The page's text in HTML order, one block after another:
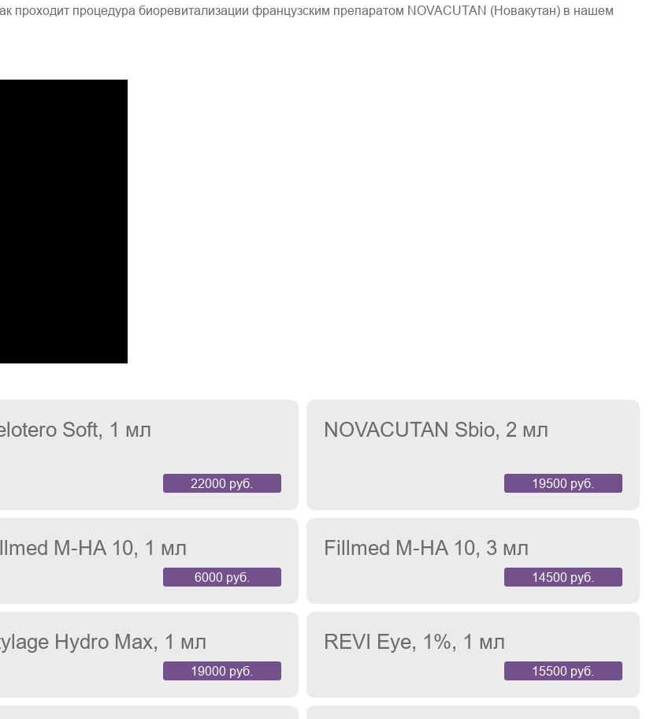
проходит процедура биоревитализации французским препаратом NOVACUTAN (Новакутан) в нашем
Soft, 1 мл
22000 руб.
NOVACUTAN Sbio, 2 мл
19500 руб.
M-HA 10, 1 мл
6000 руб.
Fillmed M-HA 10, 3 мл
14500 руб.
Hydro Max, 1 мл
19000 руб.
REVI Eye, 1%, 1 мл
15500 руб.